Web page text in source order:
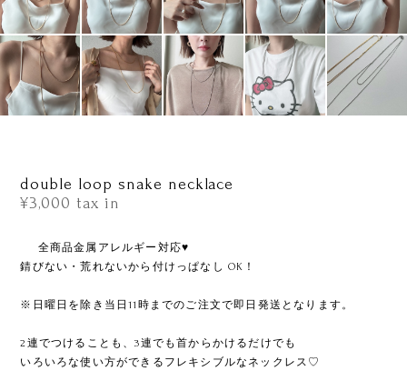
double loop snake necklace
¥3,000 tax in
ㅤㅤㅤㅤㅤㅤㅤㅤㅤㅤㅤㅤㅤㅤㅤㅤ全商品金属アレルギー対応♥
錆びない・荒れないから付けっぱなし OK！
※日曜日を除き当日11時までのご注文で即日発送となります。
2連でつけることも、3連でも首からかけるだけでも
いろいろな使い方ができるフレキシブルなネックレス♡